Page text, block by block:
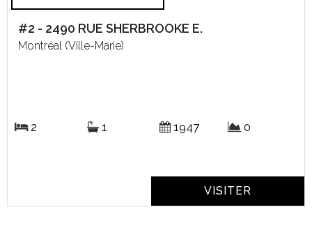
#2 - 2490 RUE SHERBROOKE E.
Montréal (Ville-Marie)
2 1 1947 0
VISITER